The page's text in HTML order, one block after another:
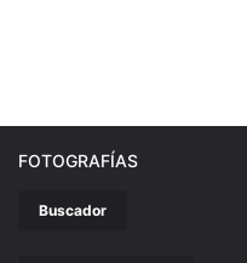
FOTOGRAFÍAS
Buscador